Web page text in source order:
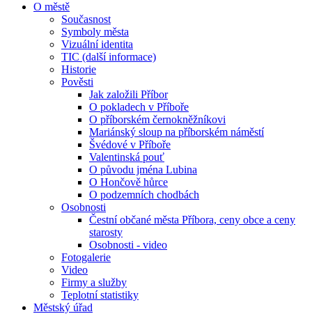
O městě
Současnost
Symboly města
Vizuální identita
TIC (další informace)
Historie
Pověsti
Jak založili Příbor
O pokladech v Příboře
O příborském černokněžníkovi
Mariánský sloup na příborském náměstí
Švédové v Příboře
Valentinská pouť
O původu jména Lubina
O Hončově hůrce
O podzemních chodbách
Osobnosti
Čestní občané města Příbora, ceny obce a ceny
starosty
Osobnosti - video
Fotogalerie
Video
Firmy a služby
Teplotní statistiky
Městský úřad